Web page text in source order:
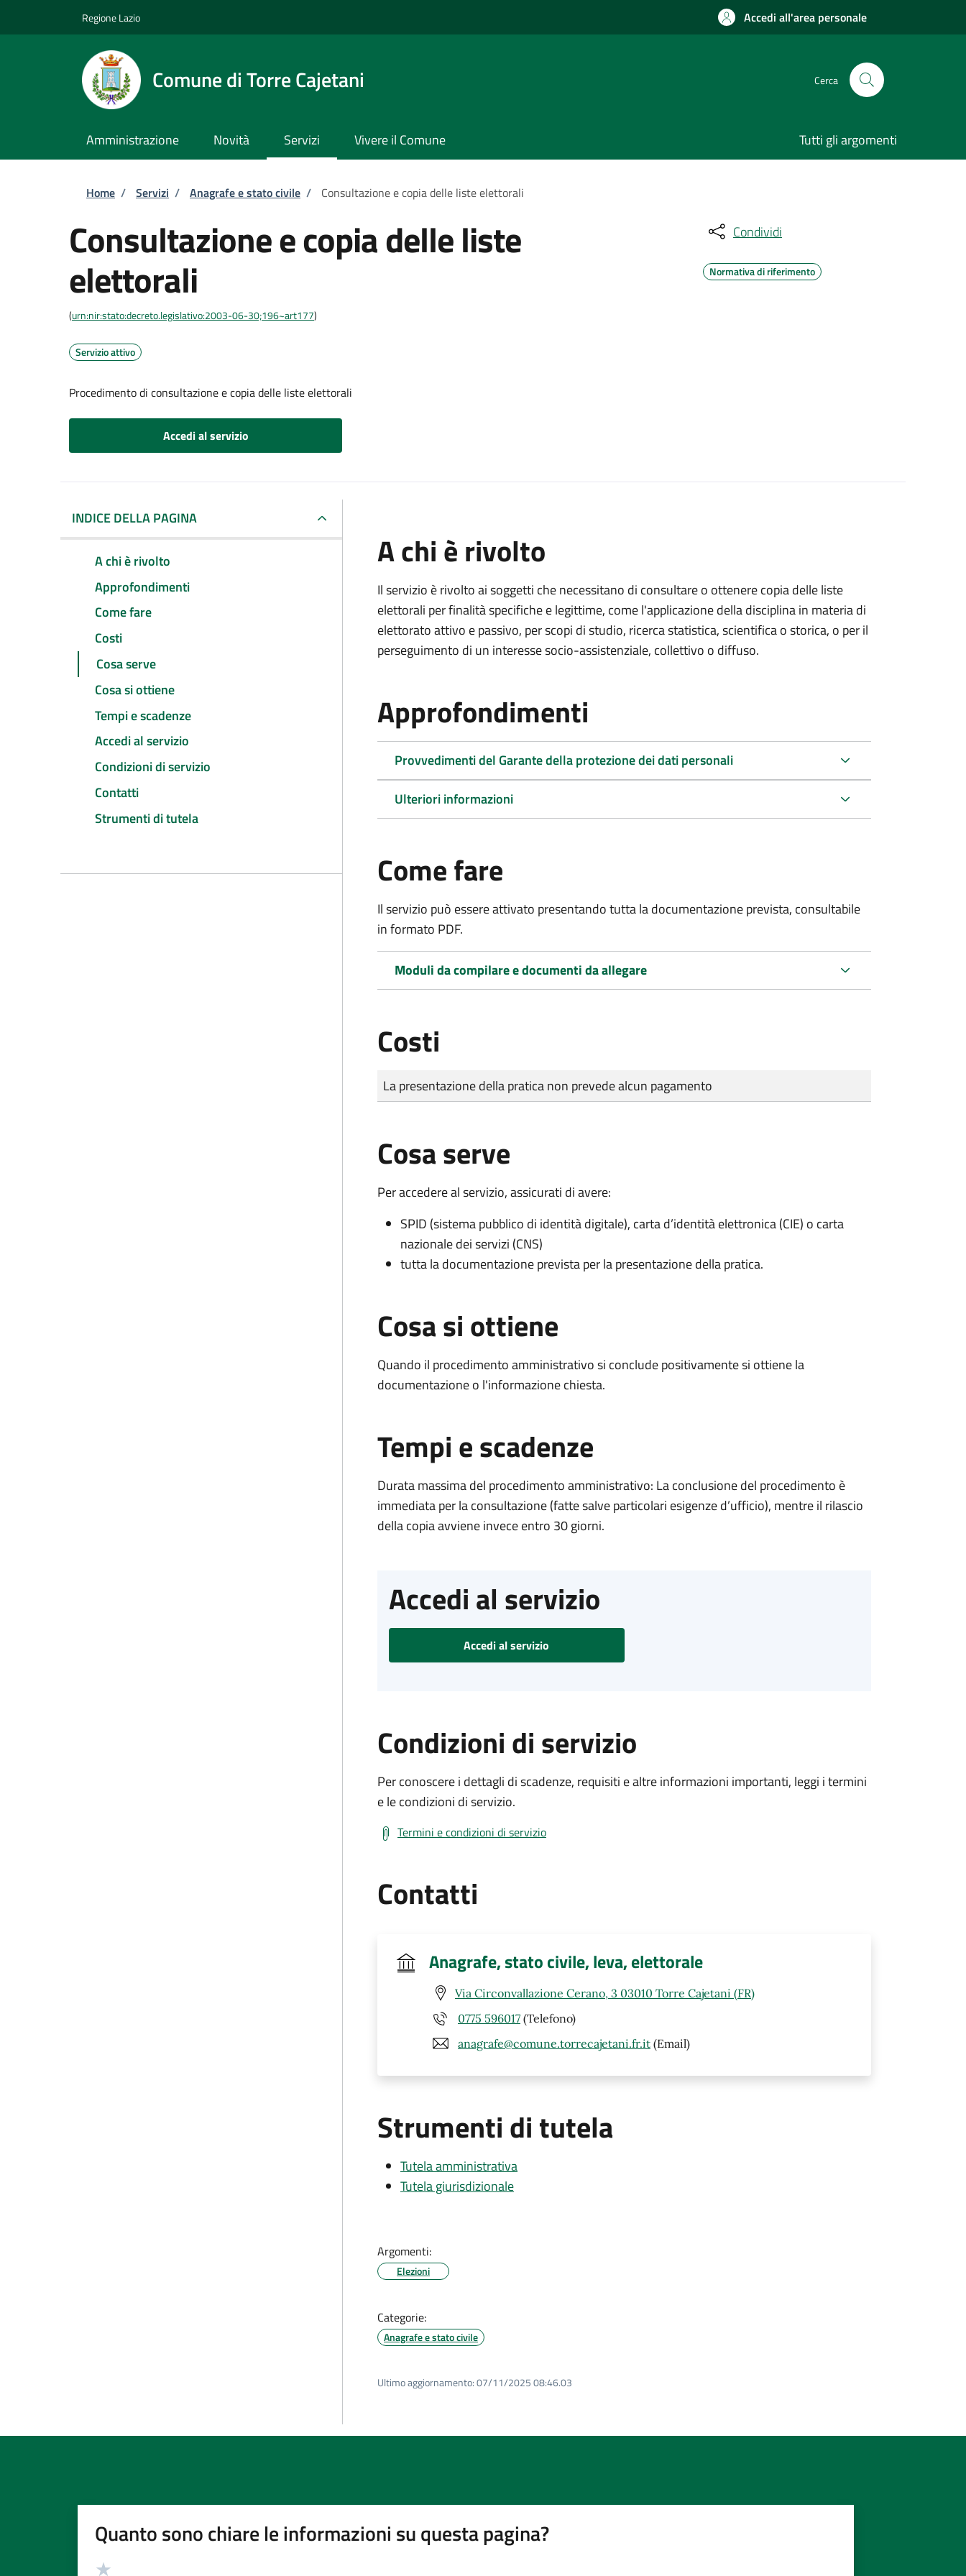
Regione Lazio Accedi all'area personale
Comune di Torre Cajetani Cerca
Amministrazione Novità Servizi Vivere il Comune Tutti gli argomenti
Briciole di pane
Home / Servizi / Anagrafe e stato civile / Consultazione e copia delle liste elettorali
Consultazione e copia delle liste
elettorali
(urn:nir:stato:decreto.legislativo:2003-06-30;196~art177)
Servizio attivo
Procedimento di consultazione e copia delle liste elettorali
Accedi al servizio
Condividi
Normativa di riferimento
INDICE DELLA PAGINA
A chi è rivolto
Approfondimenti
Come fare
Costi
Cosa serve
Cosa si ottiene
Tempi e scadenze
Accedi al servizio
Condizioni di servizio
Contatti
Strumenti di tutela
A chi è rivolto
Il servizio è rivolto ai soggetti che necessitano di consultare o ottenere copia delle liste
elettorali per finalità specifiche e legittime, come l'applicazione della disciplina in materia di
elettorato attivo e passivo, per scopi di studio, ricerca statistica, scientifica o storica, o per il
perseguimento di un interesse socio-assistenziale, collettivo o diffuso.
Approfondimenti
Provvedimenti del Garante della protezione dei dati personali
Ulteriori informazioni
Come fare
Il servizio può essere attivato presentando tutta la documentazione prevista, consultabile
in formato PDF.
Moduli da compilare e documenti da allegare
Costi
Tipo di pagamento
Importo
La presentazione della pratica non prevede alcun pagamento
Cosa serve
Per accedere al servizio, assicurati di avere:
SPID (sistema pubblico di identità digitale), carta d’identità elettronica (CIE) o carta
nazionale dei servizi (CNS)
tutta la documentazione prevista per la presentazione della pratica.
Cosa si ottiene
Quando il procedimento amministrativo si conclude positivamente si ottiene la
documentazione o l'informazione chiesta.
Tempi e scadenze
Durata massima del procedimento amministrativo: La conclusione del procedimento è
immediata per la consultazione (fatte salve particolari esigenze d’ufficio), mentre il rilascio
della copia avviene invece entro 30 giorni.
Accedi al servizio
Accedi al servizio
Condizioni di servizio
Per conoscere i dettagli di scadenze, requisiti e altre informazioni importanti, leggi i termini
e le condizioni di servizio.
Termini e condizioni di servizio
Contatti
Anagrafe, stato civile, leva, elettorale
Via Circonvallazione Cerano, 3 03010 Torre Cajetani (FR)
0775 596017 (Telefono)
anagrafe@comune.torrecajetani.fr.it (Email)
Strumenti di tutela
Tutela amministrativa
Tutela giurisdizionale
Argomenti:
Elezioni
Categorie:
Anagrafe e stato civile
Ultimo aggiornamento:07/11/2025 08:46.03
Quanto sono chiare le informazioni su questa pagina?
Valutazione